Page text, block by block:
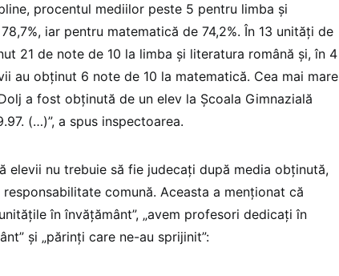
procentul mediilor peste 5 pentru limba și
iar pentru matematică de 74,2%. În 13 unități de
21 de note de 10 la limba și literatura română și, în 4
au obținut 6 note de 10 la matematică. Cea mai mare
a fost obținută de un elev la Școala Gimnazială
(…)”, a spus inspectoarea.
elevii nu trebuie să fie judecați după media obținută,
comună. Aceasta a menționat că
în învățământ”, „avem profesori dedicați în
și „părinți care ne-au sprijinit”: